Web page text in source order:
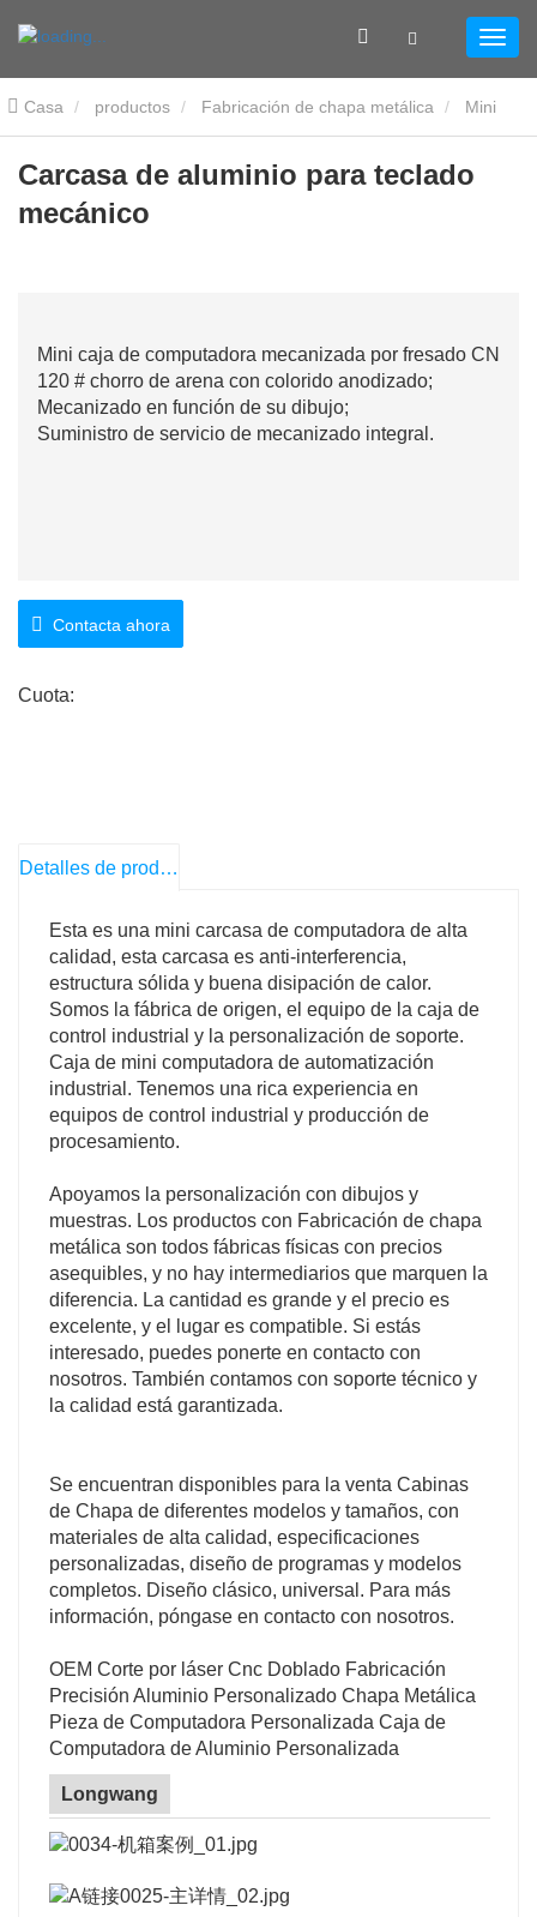
Casa productos Fabricación de chapa metálica Mini
carcasa de ordenador
mecánico
Carcasa de aluminio para teclado
mecánico
Mini caja de computadora mecanizada por fresado CNC y
120 # chorro de arena con colorido anodizado;
Mecanizado en función de su dibujo;
Suministro de servicio de mecanizado integral.
Contacta ahora
Cuota:
Detalles de producto
Esta es una mini carcasa de computadora de alta
calidad, esta carcasa es anti-interferencia,
estructura sólida y buena disipación de calor.
Somos la fábrica de origen, el equipo de la caja de
control industrial y la personalización de soporte.
Caja de mini computadora de automatización
industrial. Tenemos una rica experiencia en
equipos de control industrial y producción de
procesamiento.
Apoyamos la personalización con dibujos y
muestras. Los productos con Fabricación de chapa
metálica son todos fábricas físicas con precios
asequibles, y no hay intermediarios que marquen la
diferencia. La cantidad es grande y el precio es
excelente, y el lugar es compatible. Si estás
interesado, puedes ponerte en contacto con
nosotros. También contamos con soporte técnico y
la calidad está garantizada.
Se encuentran disponibles para la venta Cabinas
de Chapa de diferentes modelos y tamaños, con
materiales de alta calidad, especificaciones
personalizadas, diseño de programas y modelos
completos. Diseño clásico, universal. Para más
información, póngase en contacto con nosotros.
OEM Corte por láser Cnc Doblado Fabricación
Precisión Aluminio Personalizado Chapa Metálica
Pieza de Computadora Personalizada Caja de
Computadora de Aluminio Personalizada
Longwang